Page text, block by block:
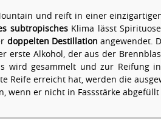
und reift in einer
subtropischesKlima lässt
doppelten Destillation angewendet.
erste Alkohol, der aus der
wird gesammelt und zur Reifung
Reife erreicht hat, werden die
wenn er nicht in Fassstärke